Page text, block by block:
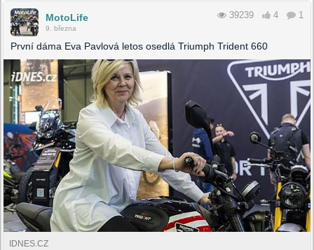
MotoLife
9. března
39239 4 1
První dáma Eva Pavlová letos osedlá Triumph Trident 660
IDNES.CZ